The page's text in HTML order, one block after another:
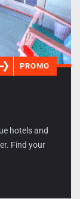
PROMO
hotels and
Find your